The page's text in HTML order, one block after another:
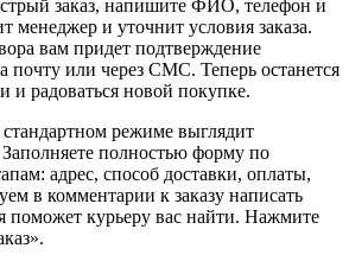
заказ, напишите ФИО, телефон и
менеджер и уточнит условия заказа.
вам придет подтверждение
почту или через СМС. Теперь останется
и радоваться новой покупке.
режиме выглядит
полностью форму по
адрес, способ доставки, оплаты,
в комментарии к заказу написать
поможет курьеру вас найти. Нажмите